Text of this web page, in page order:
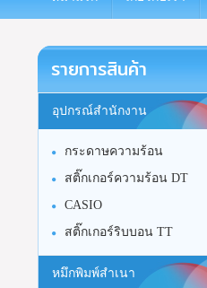
รายการสินค้า
อุปกรณ์สำนักงาน
กระดาษความร้อน
สติ๊กเกอร์ความร้อน DT
CASIO
สติ๊กเกอร์ริบบอน TT
หมึกพิมพ์สำเนา